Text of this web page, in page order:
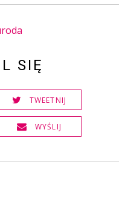
SIĘ
TWEETNIJ
WYŚLIJ